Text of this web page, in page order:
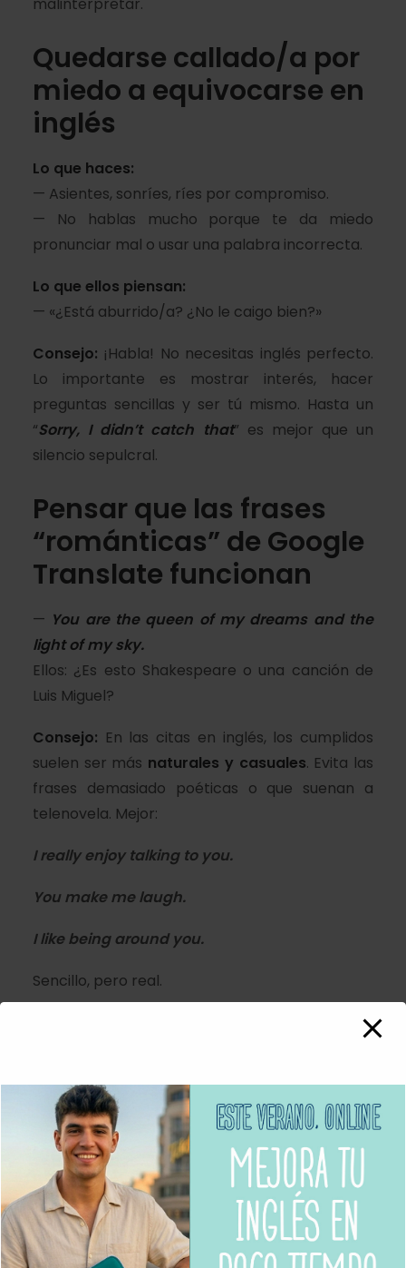
Quedarse callado/a por
miedo a equivocarse en
inglés
Lo que haces:
— Asientes, sonríes, ríes por compromiso.
— No hablas mucho porque te da miedo
pronunciar mal o usar una palabra incorrecta.
Lo que ellos piensan:
— «¿Está aburrido/a? ¿No le caigo bien?»
Consejo: ¡Habla! No necesitas inglés perfecto.
Lo importante es mostrar interés, hacer
preguntas sencillas y ser tú mismo. Hasta un
“Sorry, I didn’t catch that” es mejor que un
silencio sepulcral.
Pensar que las frases
“románticas” de Google
Translate funcionan
— You are the queen of my dreams and the
light of my sky.
Ellos: ¿Es esto Shakespeare o una canción de
Luis Miguel?
Consejo: En las citas en inglés, los cumplidos
suelen ser más naturales y casuales. Evita las
frases demasiado poéticas o que suenan a
telenovela. Mejor:
I really enjoy talking to you.
You make me laugh.
I like being around you.
Sencillo, pero real.
Hablar con la boca llena
etiqueta!)
En algunas culturas, comer hablando es parte
de la charla. En el mundo angloparlante…
crimen de primera categoría.
Lo mismo con: